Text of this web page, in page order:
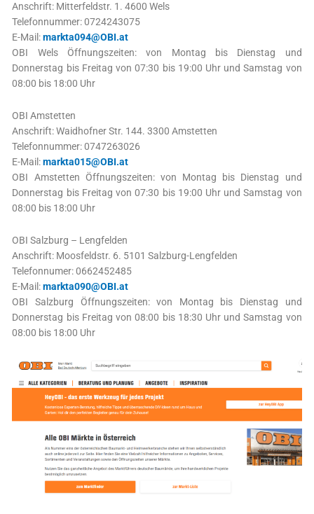
Anschrift: Mitterfeldstr. 1. 4600 Wels
Telefonnummer: 0724243075
E-Mail:markta094@OBI.at
OBI Wels Öffnungszeiten: von Montag bis Dienstag und
Donnerstag bis Freitag von 07:30 bis 19:00 Uhr und Samstag von
08:00 bis 18:00 Uhr
OBI Amstetten
Anschrift: Waidhofner Str. 144. 3300 Amstetten
Telefonnummer: 0747263026
E-Mail:markta015@OBI.at
OBI Amstetten Öffnungszeiten: von Montag bis Dienstag und
Donnerstag bis Freitag von 07:30 bis 19:00 Uhr und Samstag von
08:00 bis 18:00 Uhr
OBI Salzburg – Lengfelden
Anschrift: Moosfeldstr. 6. 5101 Salzburg-Lengfelden
Telefonnumer: 0662452485
E-Mail:markta090@OBI.at
OBI Salzburg Öffnungszeiten: von Montag bis Dienstag und
Donnerstag bis Freitag von 08:00 bis 18:30 Uhr und Samstag von
08:00 bis 18:00 Uhr